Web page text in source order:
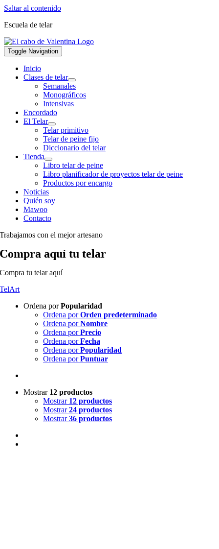
Saltar al contenido
Escuela de telar
Toggle Navigation
Inicio
Clases de telar
Semanales
Monográficos
Intensivas
Encordado
El Telar
Telar primitivo
Telar de peine fijo
Diccionario del telar
Tienda
Libro telar de peine
Libro planificador de proyectos telar de peine
Productos por encargo
Noticias
Quién soy
Mawoo
Contacto
Trabajamos con el mejor artesano
Compra aquí tu telar
Compra tu telar aquí
TelArt
Ordena porPopularidad
Ordena porOrden predeterminado
Ordena porNombre
Ordena porPrecio
Ordena porFecha
Ordena porPopularidad
Ordena porPuntuar
Mostrar 12 productos
Mostrar 12 productos
Mostrar24 productos
Mostrar36 productos